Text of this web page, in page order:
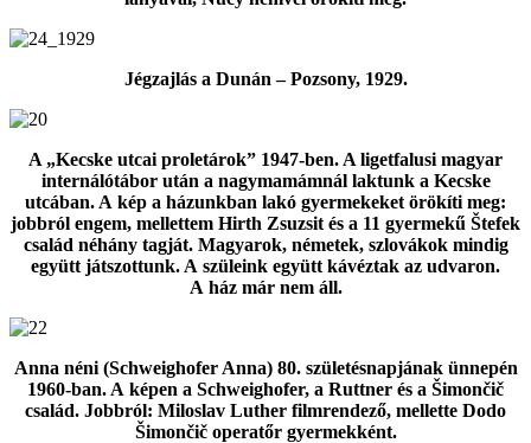
Jégzajlás a Dunán ‒ Pozsony, 1929.
A „Kecske utcai proletárok” 1947-ben. A ligetfalusi magyar
internálótábor után a nagymamámnál laktunk a Kecske
utcában. A kép a házunkban lakó gyermekeket örökíti meg:
jobbról engem, mellettem Hirth Zsuzsit és a 11 gyermekű Štefek
család néhány tagját. Magyarok, németek, szlovákok mindig
együtt játszottunk. A szüleink együtt kávéztak az udvaron.
A ház már nem áll.
Anna néni (Schweighofer Anna) 80. születésnapjának ünnepén
1960-ban. A képen a Schweighofer, a Ruttner és a Šimončič
család. Jobbról: Miloslav Luther filmrendező, mellette Dodo
Šimončič operatőr gyermekként.